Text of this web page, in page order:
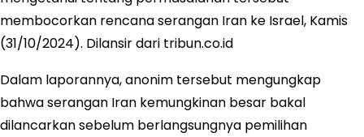
membocorkan rencana serangan Iran ke Israel, Kamis
(31/10/2024). Dilansir dari tribun.co.id
Dalam laporannya, anonim tersebut mengungkap
bahwa serangan Iran kemungkinan besar bakal
dilancarkan sebelum berlangsungnya pemilihan